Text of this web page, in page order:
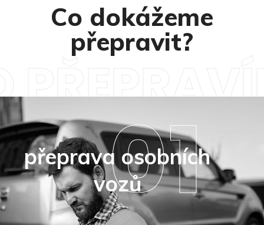
Co dokážeme
přepravit?
01
přeprava osobních
vozů